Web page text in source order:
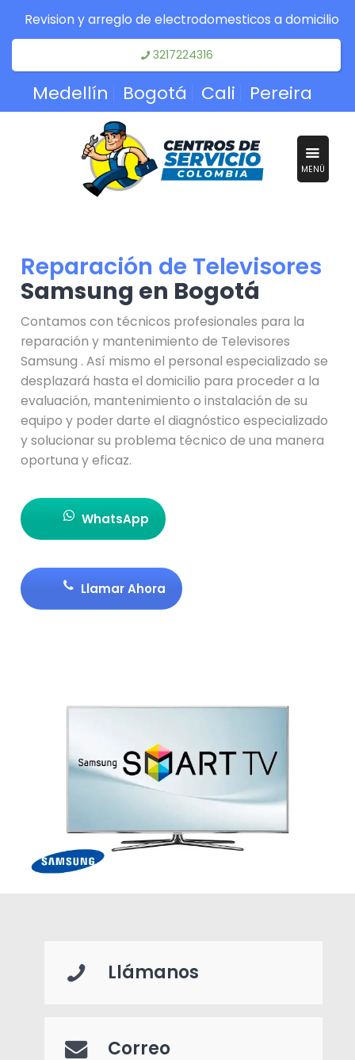
Revision y arreglo de electrodomesticos a domicilio
3217224316
Medellín Bogotá Cali Pereira
MENÚ
Reparación de Televisores
Samsung en Bogotá
Contamos con técnicos profesionales para la
reparación y mantenimiento de Televisores
Samsung . Así mismo el personal especializado se
desplazará hasta el domicilio para proceder a la
evaluación, mantenimiento o instalación de su
equipo y poder darte el diagnóstico especializado
y solucionar su problema técnico de una manera
oportuna y eficaz.
WhatsApp
Llamar Ahora
Llámanos
Correo